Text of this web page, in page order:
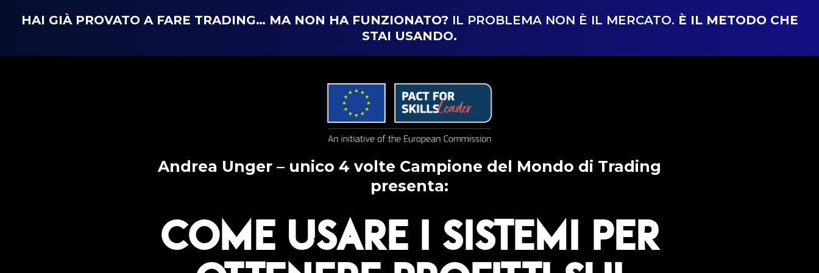
HAI GIÀ PROVATO A FARE TRADING… MA NON HA FUNZIONATO? IL PROBLEMA NON È IL MERCATO. È IL METODO CHE
STAI USANDO.
Andrea Unger – unico 4 volte Campione del Mondo di Trading
presenta:
Come usare i sistemi per